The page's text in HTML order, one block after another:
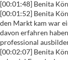
[00:01:48] Benita
[00:01:52] Benita
den Markt kam war
davon erfahren
professional
[00:02:07] Benita